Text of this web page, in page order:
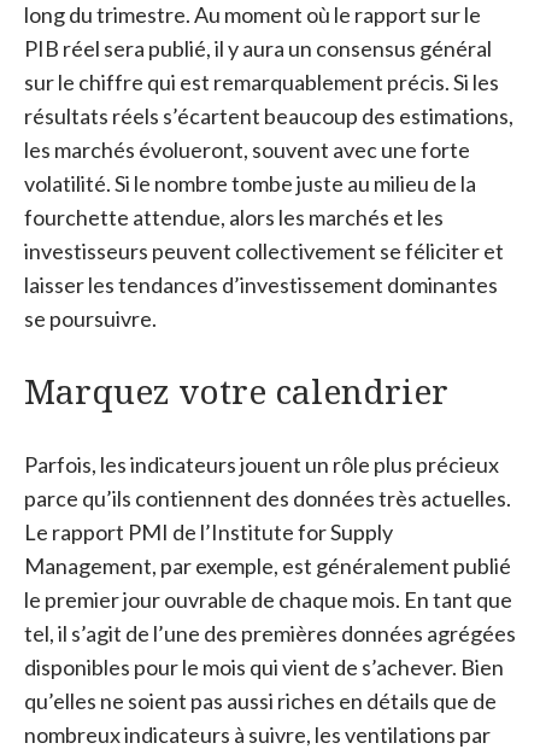
long du trimestre. Au moment où le rapport sur le
PIB réel sera publié, il y aura un consensus général
sur le chiffre qui est remarquablement précis. Si les
résultats réels s’écartent beaucoup des estimations,
les marchés évolueront, souvent avec une forte
volatilité. Si le nombre tombe juste au milieu de la
fourchette attendue, alors les marchés et les
investisseurs peuvent collectivement se féliciter et
laisser les tendances d’investissement dominantes
se poursuivre.
Marquez votre calendrier
Parfois, les indicateurs jouent un rôle plus précieux
parce qu’ils contiennent des données très actuelles.
Le rapport PMI de l’Institute for Supply
Management, par exemple, est généralement publié
le premier jour ouvrable de chaque mois. En tant que
tel, il s’agit de l’une des premières données agrégées
disponibles pour le mois qui vient de s’achever. Bien
qu’elles ne soient pas aussi riches en détails que de
nombreux indicateurs à suivre, les ventilations par